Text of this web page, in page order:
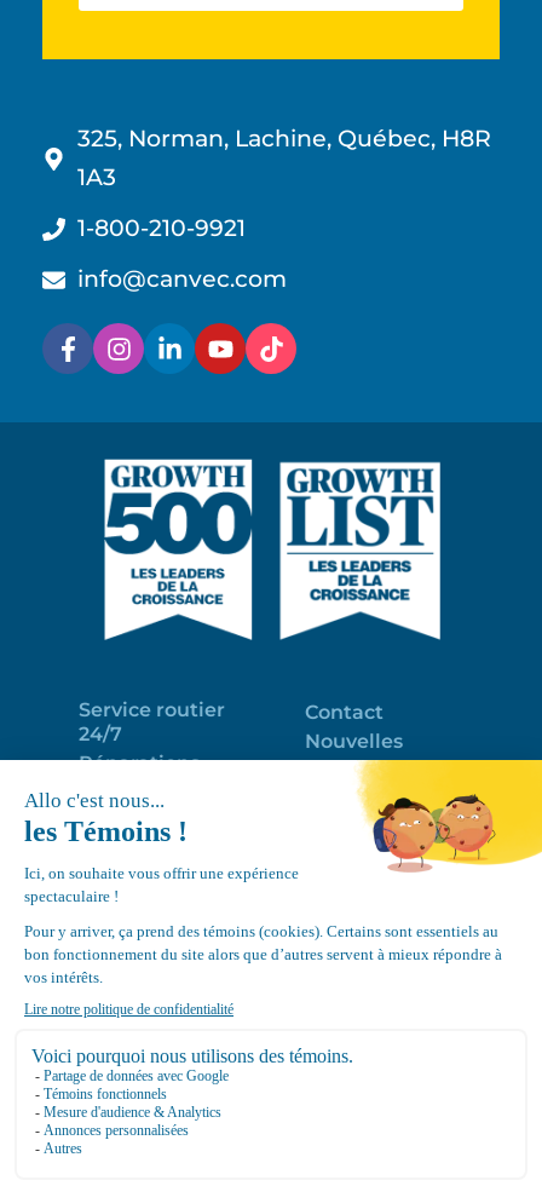
325, Norman, Lachine, Québec, H8R
1A3
1-800-210-9921
info@canvec.com
Service routier
24/7
Réparations
Programme
d’entretien
Déneigement
de toits
Équipements
Contact
Nouvelles
Portail clients
Emploi
Politique de
Google
4.7